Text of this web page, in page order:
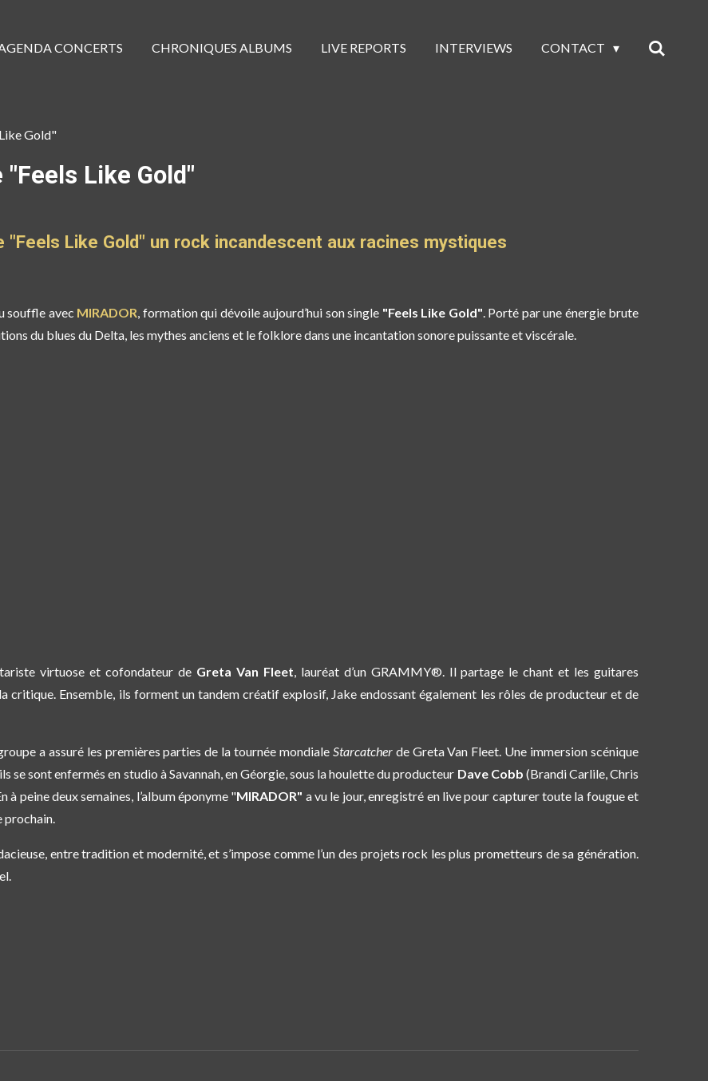
CONCERTS CHRONIQUES ALBUMS LIVE REPORTS INTERVIEWS CONTACT
Gold"
Like Gold"
"Feels Like Gold" un rock incandescent aux racines mystiques
souffle avec MIRADOR, formation qui dévoile aujourd’hui son single "Feels Like Gold". Porté par une énergie brute
du blues du Delta, les mythes anciens et le folklore dans une incantation sonore puissante et viscérale.
virtuose et cofondateur de Greta Van Fleet, lauréat d’un GRAMMY®. Il partage le chant et les guitares
critique. Ensemble, ils forment un tandem créatif explosif, Jake endossant également les rôles de producteur et de
a assuré les premières parties de la tournée mondiale Starcatcher de Greta Van Fleet. Une immersion scénique
se sont enfermés en studio à Savannah, en Géorgie, sous la houlette du producteur Dave Cobb (Brandi Carlile, Chris
peine deux semaines, l’album éponyme"MIRADOR" a vu le jour, enregistré en live pour capturer toute la fougue et
prochain.
entre tradition et modernité, et s’impose comme l’un des projets rock les plus prometteurs de sa génération.